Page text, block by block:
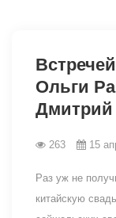
Ольги
Дмитрий
263 15
Раз уж не
китайскую